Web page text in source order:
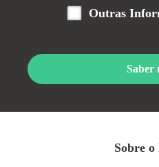
Sobre
Outras
Saber